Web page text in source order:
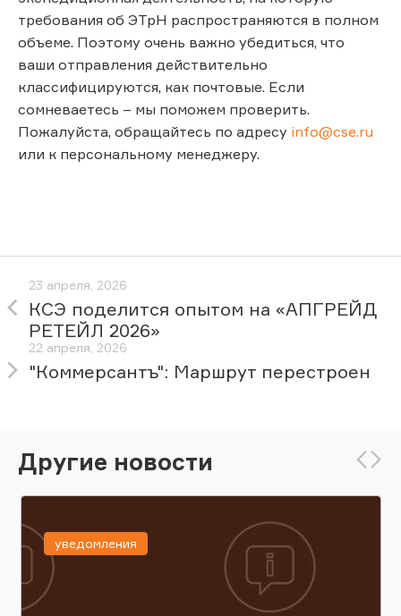
требования об ЭТрН распространяются в полном
объеме. Поэтому очень важно убедиться, что
ваши отправления действительно
классифицируются, как почтовые. Если
сомневаетесь – мы поможем проверить.
Пожалуйста, обращайтесь по адресу info@cse.ru
или к персональному менеджеру.
23 апреля, 2026
КСЭ поделится опытом на «АПГРЕЙД
РЕТЕЙЛ 2026»
22 апреля, 2026
"Коммерсантъ": Маршрут перестроен
Другие новости
уведомления